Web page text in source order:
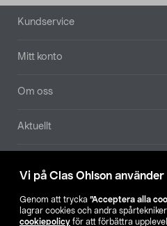
Vi på Clas Ohlson använder
Genom att trycka ”Acceptera alla
lagrar cookies och andra
cookiepolicy för att förbättra
Sidfot
Kundservice
Mitt konto
Om oss
Aktuellt
Hitta